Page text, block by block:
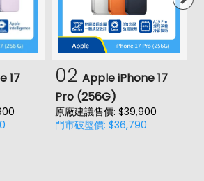
17
02 Apple iPhone 17
Pro (256G)
原廠建議售價: $39,900
門市破盤價: $36,790